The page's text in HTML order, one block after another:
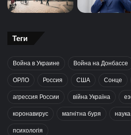
Теги
Война в Украине Война на Донбассе
ОРЛО Россия США Сонце
агрессия России війна Україна
коронавирус магнітна буря наука
психологія